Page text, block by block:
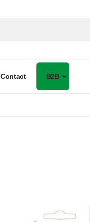
Contact B2B